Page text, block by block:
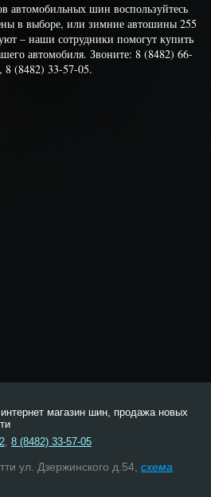
автомобильных шин воспользуйтесь
в выборе, или зимние автошины 255
– наши сотрудники помогут купить
автомобиля. Звоните: 8 (8482) 66-
8 (8482) 33-57-05.
магазин шин, продажа новых
8 (8482) 33-57-05
ул. Дзержинского д.54, схема